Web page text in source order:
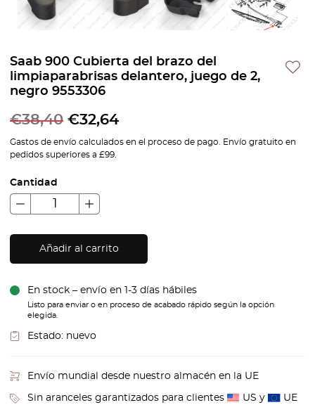
Saab 900 Cubierta del brazo del
limpiaparabrisas delantero, juego de 2,
negro 9553306
€38,40 €32,64
Gastos de envío calculados en el proceso de pago. Envío gratuito en
pedidos superiores a £99.
Cantidad
Añadir al carrito
En stock – envío en 1-3 días hábiles
Listo para enviar o en proceso de acabado rápido según la opción
elegida.
Estado: nuevo
Envío mundial desde nuestro almacén en la UE
Sin aranceles garantizados para clientes US y UE